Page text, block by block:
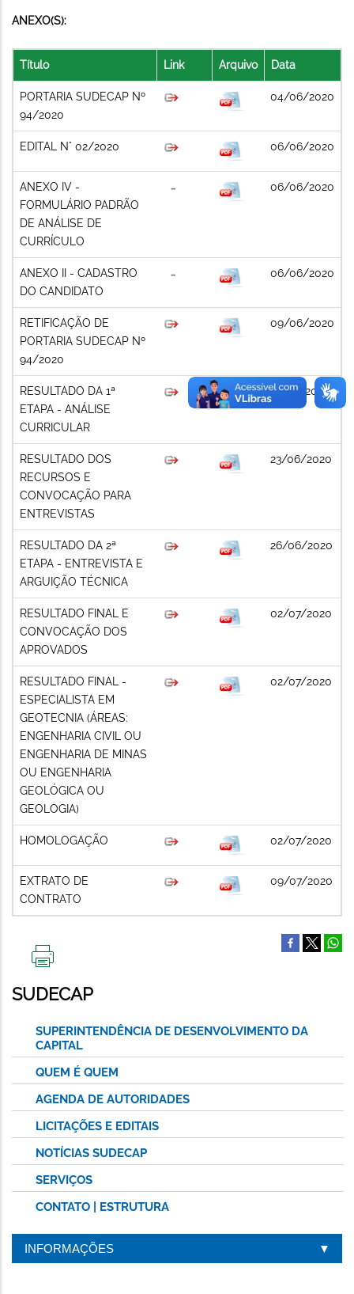
ANEXO(S):
Título Link Arquivo Data
PORTARIA SUDECAP Nº
94/2020
04/06/2020
EDITAL N° 02/2020 06/06/2020
ANEXO IV -
FORMULÁRIO PADRÃO
DE ANÁLISE DE
CURRÍCULO
06/06/2020
ANEXO II - CADASTRO
DO CANDIDATO
06/06/2020
RETIFICAÇÃO DE
PORTARIA SUDECAP Nº
94/2020
09/06/2020
RESULTADO DA 1ª
ETAPA - ANÁLISE
CURRICULAR
17/06/2020
RESULTADO DOS
RECURSOS E
CONVOCAÇÃO PARA
ENTREVISTAS
23/06/2020
RESULTADO DA 2ª
ETAPA - ENTREVISTA E
ARGUIÇÃO TÉCNICA
26/06/2020
RESULTADO FINAL E
CONVOCAÇÃO DOS
APROVADOS
02/07/2020
RESULTADO FINAL -
ESPECIALISTA EM
GEOTECNIA (ÁREAS:
ENGENHARIA CIVIL OU
ENGENHARIA DE MINAS
OU ENGENHARIA
GEOLÓGICA OU
GEOLOGIA)
02/07/2020
HOMOLOGAÇÃO 02/07/2020
EXTRATO DE
CONTRATO
09/07/2020
ESTA
PÁGINA
SUDECAP
SUPERINTENDÊNCIA DE DESENVOLVIMENTO DA
CAPITAL
QUEM É QUEM
AGENDA DE AUTORIDADES
LICITAÇÕES E EDITAIS
NOTÍCIAS SUDECAP
SERVIÇOS
CONTATO | ESTRUTURA
INFORMAÇÕES